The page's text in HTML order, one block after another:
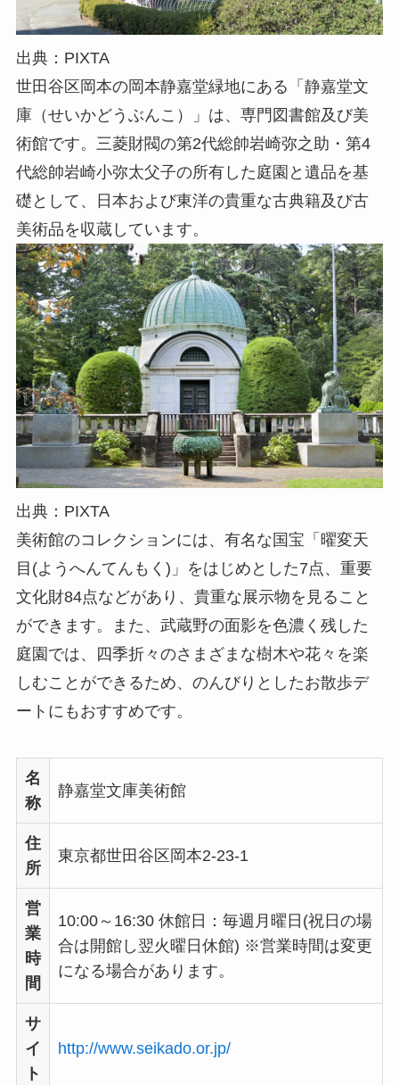
出典：PIXTA
世田谷区岡本の岡本静嘉堂緑地にある「静嘉堂文
庫（せいかどうぶんこ）」は、専門図書館及び美
術館です。三菱財閥の第2代総帥岩崎弥之助・第4
代総帥岩崎小弥太父子の所有した庭園と遺品を基
礎として、日本および東洋の貴重な古典籍及び古
美術品を収蔵しています。
出典：PIXTA
美術館のコレクションには、有名な国宝「曜変天
目(ようへんてんもく)」をはじめとした7点、重要
文化財84点などがあり、貴重な展示物を見ること
ができます。また、武蔵野の面影を色濃く残した
庭園では、四季折々のさまざまな樹木や花々を楽
しむことができるため、のんびりとしたお散歩デ
ートにもおすすめです。
名
称
静嘉堂文庫美術館
住
所
東京都世田谷区岡本2-23-1
営
業
時
間
10:00～16:30 休館日：毎週月曜日(祝日の場
合は開館し翌火曜日休館) ※営業時間は変更
になる場合があります。
サ
イ
ト
http://www.seikado.or.jp/